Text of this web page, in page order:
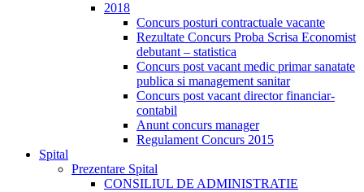
2018
Concurs posturi contractuale vacante
Rezultate Concurs Proba Scrisa Economist
debutant – statistica
Concurs post vacant medic primar sanatate
publica si management sanitar
Concurs post vacant director financiar-
contabil
Anunt concurs manager
Regulament Concurs 2015
Spital
Prezentare Spital
CONSILIUL DE ADMINISTRATIE